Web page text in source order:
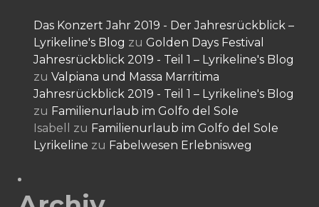
Das Konzert Jahr 2019 - Der Jahresrückblick –
Lyrikeline's Blog zu Golden Days Festival
Jahresrückblick 2019 - Teil 1 – Lyrikeline's Blog
zu Valpiana und Massa Marritima
Jahresrückblick 2019 - Teil 1 – Lyrikeline's Blog
zu Familienurlaub im Golfo del Sole
Isabell
zu Familienurlaub im Golfo del Sole
Lyrikeline zu Fabelwesen Erlebnisweg